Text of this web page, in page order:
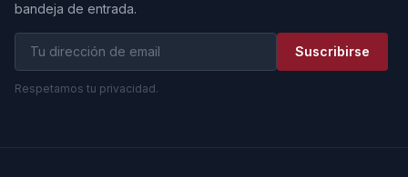
bandeja de entrada.
Suscribirse
Respetamos tu privacidad.